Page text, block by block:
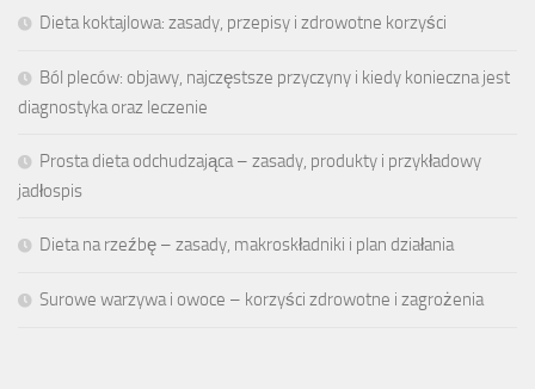
Dieta koktajlowa: zasady, przepisy i zdrowotne korzyści
Ból pleców: objawy, najczęstsze przyczyny i kiedy konieczna jest
diagnostyka oraz leczenie
Prosta dieta odchudzająca – zasady, produkty i przykładowy
jadłospis
Dieta na rzeźbę – zasady, makroskładniki i plan działania
Surowe warzywa i owoce – korzyści zdrowotne i zagrożenia